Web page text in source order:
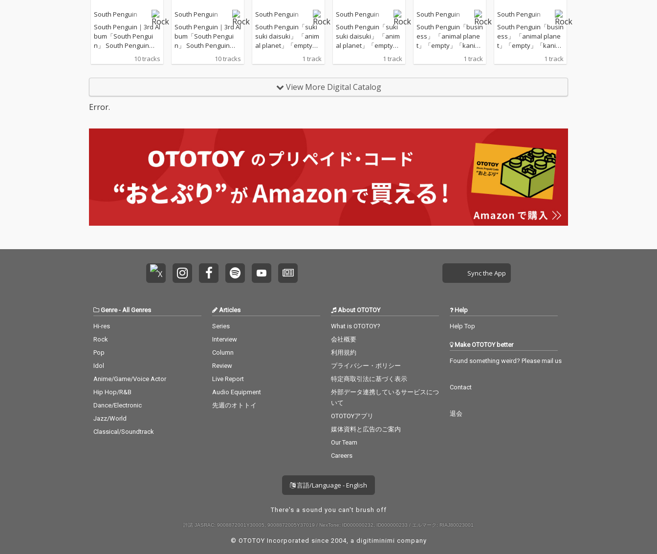
South Penguin
South Penguin｜3rd Al
bum「South Pengui
n」 South Penguin、2
019年にリリースした
「Y」、2022年にリリ
サーに岡田拓郎を迎え
の集大成的作品。 アル
anet」は、ニューウェ
イブ／ポストパンクを
ーなダンスミュージッ
ク。 図太いベースから
始まる強靭なスリーピ
も感じさせるメロウな
nce」は、一点してメ
トロからスタートする
軽快なリズムが特徴な
楽曲「empty」。 御徒
たという歌心溢れるハ
ートウォーミングな
虎」より着想を得たと
いうテクノのようなミ
ニマルな要素を持った
ダンスミュージック
「business」。 強烈
なファンク・ギター／
サウンドにプログレが
10 tracks
South Penguin
South Penguin｜3rd Al
bum「South Pengui
n」 South Penguin、2
019年にリリースした
「Y」、2022年にリリ
の集大成的作品。 アル
anet」は、ニューウェ
イブ／ポストパンクを
ーなダンスミュージッ
ク。 図太いベースから
始まる強靭なスリーピ
も感じさせるメロウな
nce」は、一点してメ
ロウでスロウなチルポ
トロからスタートする
軽快なリズムが特徴な
楽曲「empty」。 御徒
たという歌心溢れるハ
ートウォーミングな
虎」より着想を得たと
いうテクノのようなミ
ニマルな要素を持った
「business」。 強烈
拍子の楽曲、美しいメ
ロディの「actress」。
10 tracks
South Penguin
South Penguin「suki
suki daisuki」 「anim
al planet」「empty」
「kani」「business」
に続くリリースは、
i」。 ミックス／プロデ
ュースは、岡田拓郎。
OK）。アートワーク
1 track
South Penguin
South Penguin「suki
suki daisuki」 「anim
al planet」「empty」
「kani」「business」
に続くリリースは、
i」。 ミックス／プロデ
ュースは、岡田拓郎。
OK）。アートワーク
1 track
South Penguin
South Penguin「busin
ess」 「animal plane
t」「empty」「kani」
「マネーの虎」より着
郎。 録音は、池田 洋
タリングは、渡部牧人
（PADOK）。アートワ
ークは、町田ヒロチカ
1 track
South Penguin
South Penguin「busin
ess」 「animal plane
t」「empty」「kani」
「マネーの虎」より着
郎。 録音は、池田 洋
タリングは、渡部牧人
（PADOK）。アートワ
ークは、町田ヒロチカ
が担当している。
1 track
View More Digital Catalog
Error.
Sync the App
Genre- All Genres
Hi-res
Rock
Pop
Idol
Anime/Game/Voice Actor
Hip Hop/R&B
Dance/Electronic
Jazz/World
Classical/Soundtrack
Articles
Series
Interview
Column
Review
Live Report
Audio Equipment
先週のオトトイ
About OTOTOY
What is OTOTOY?
会社概要
利用規約
プライバシー・ポリシー
特定商取引法に基づく表示
外部データ連携しているサービスにつ
いて
OTOTOYアプリ
媒体資料と広告のご案内
Our Team
Careers
Help
Help Top
Make OTOTOY better
Found something weird? Please mail us
Contact
退会
言語/Language - English
There's a sound you can't brush off
許諾 JASRAC: 9008872001Y30005, 9008872005Y37019 / NexTone: ID000000232, ID000000233 / エルマーク: RIAJ80023001
© OTOTOY Incorporated since 2004, a digitiminimi company